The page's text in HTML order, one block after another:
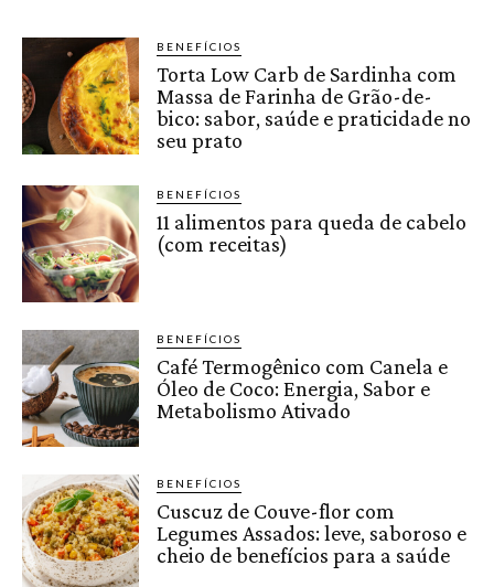
BENEFÍCIOS
Torta Low Carb de Sardinha com
Massa de Farinha de Grão-de-
bico: sabor, saúde e praticidade no
seu prato
BENEFÍCIOS
11 alimentos para queda de cabelo
(com receitas)
BENEFÍCIOS
Café Termogênico com Canela e
Óleo de Coco: Energia, Sabor e
Metabolismo Ativado
BENEFÍCIOS
Cuscuz de Couve-flor com
Legumes Assados: leve, saboroso e
cheio de benefícios para a saúde